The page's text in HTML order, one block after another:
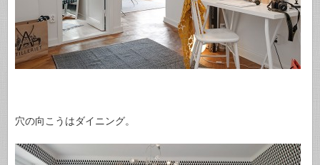
穴の向こうはダイニング。